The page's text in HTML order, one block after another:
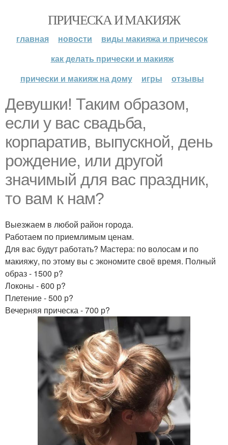
ПРИЧЕСКА И МАКИЯЖ
главная новости
виды макияжа и причесок
как делать прически и макияж
прически и макияж на дому
игры отзывы
Девушки! Таким образом,
если у вас свадьба,
корпаратив, выпускной, день
рождение, или другой
значимый для вас праздник,
то вам к нам?
Выезжаем в любой район города.
Работаем по приемлимым ценам.
Для вас будут работать? Мастера: по волосам и по
макияжу, по этому вы с экономите своё время. Полный
образ - 1500 р?
Локоны - 600 р?
Плетение - 500 р?
Вечерняя прическа - 700 р?